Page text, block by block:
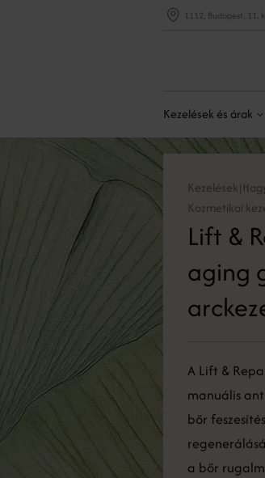
1112, Budapest, 11.
Kezelések és árak
Kezelések|
Kozmetikai
Lift &
aging
A Lift &
manuális
bőr
a bőr